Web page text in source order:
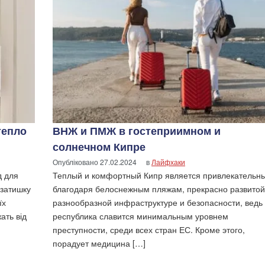
для
від
ВНЖ и ПМЖ в гостеприимном и
солнечном Кипре
Опубліковано27.02.2024 в Лайфхаки
Теплый и комфортный Кипр является
благодаря белоснежным пляжам, прекрасно
разнообразной инфраструктуре и безопасности, ведь
республика славится минимальным уровнем
преступности, среди всех стран ЕС. Кроме этого,
порадует медицина […]